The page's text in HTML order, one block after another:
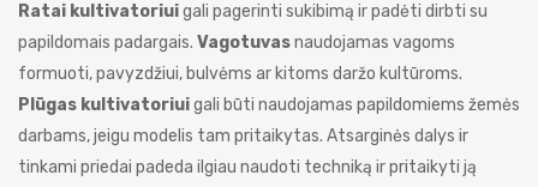
Ratai kultivatoriuigali pagerinti sukibimą ir padėti dirbti su
papildomais padargais. Vagotuvasnaudojamas vagoms
formuoti, pavyzdžiui, bulvėms ar kitoms daržo kultūroms.
Plūgas kultivatoriuigali būti naudojamas papildomiems žemės
darbams, jeigu modelis tam pritaikytas. Atsarginės dalys ir
tinkami priedai padeda ilgiau naudoti techniką ir pritaikyti ją